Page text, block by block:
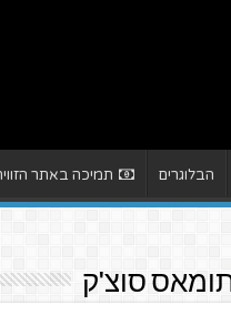
הבלוגרים תמיכה באתר
סוצ'ק